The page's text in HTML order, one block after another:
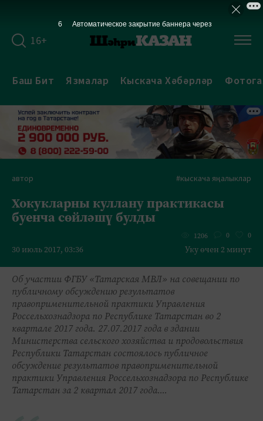
16+
Баш Бит Язмалар Кыскача Хәбәрләр
автор #кыскача яңалыклар
Хокукларны куллану практикасы
буенча сөйләшү булды
30 июль 2017, 03:36
1206 0 0
Уку өчен 2 минут
Об участии ФГБУ «Татарская МВЛ» на совещании по
публичному обсуждению результатов
правоприменительной практики Управления
Россельхознадзора по Республике Татарстан во 2
квартале 2017 года. 27.07.2017 года в здании
Министерства сельского хозяйства и продовольствия
Республики Татарстан состоялось публичное
обсуждение результатов правоприменительной
практики Управления Россельхознадзора по Республике
Татарстан за 2 квартал 2017 года....
5 Автоматическое закрытие баннера через